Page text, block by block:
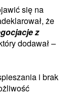
się na
że
z
dodawał –
i brak